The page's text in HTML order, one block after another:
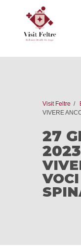
Visit Feltre
VIVERE
27
2023